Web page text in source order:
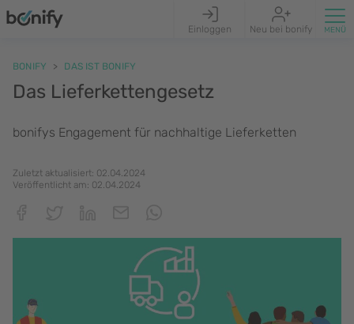
Einloggen Neu bei bonify
BONIFY DAS IST BONIFY
Das Lieferkettengesetz
bonifys Engagement für nachhaltige Lieferketten
Zuletzt aktualisiert: 02.04.2024
Veröffentlicht am: 02.04.2024